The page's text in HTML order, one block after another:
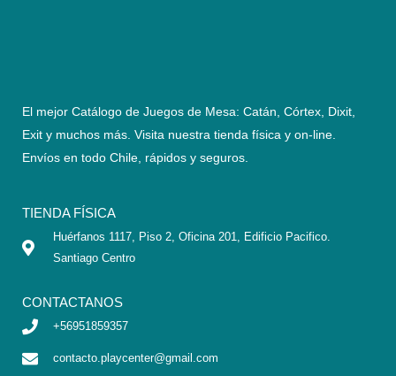
El mejor Catálogo de Juegos de Mesa: Catán, Córtex, Dixit,
Exit y muchos más. Visita nuestra tienda física y on-line.
Envíos en todo Chile, rápidos y seguros
TIENDA FÍSICA
Huérfanos 1117, Piso 2, Oficina 201, Edificio Pacifico.
Santiago Centro
CONTACTANOS
+56951859357
contacto.playcenter@gmail.com